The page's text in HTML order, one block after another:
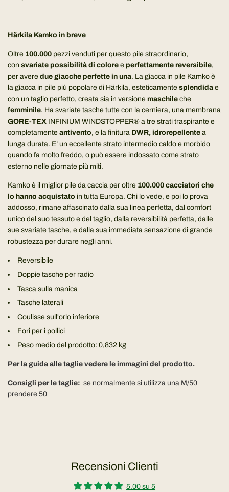
Härkila Kamko in breve
Oltre 100.000 pezzi venduti per questo pile straordinario,
con svariate possibilità di colore e perfettamente reversibile,
per avere due giacche perfette in una. La giacca in pile Kamko è
la giacca in pile più popolare di Härkila, esteticamente splendida e
con un taglio perfetto, creata sia in versione maschile che
femminile. Ha svariate tasche tutte con la cerniera, una membrana
GORE-TEX INFINIUM WINDSTOPPER® a tre strati traspirante e
completamente antivento, e la finitura DWR, idrorepellente a
lunga durata. E’ un eccellente strato intermedio caldo e morbido
quando fa molto freddo, o può essere indossato come strato
esterno nelle giornate più miti.
Kamko è il miglior pile da caccia per oltre 100.000 cacciatori che
lo hanno acquistato in tutta Europa. Chi lo vede, e poi lo prova
addosso, rimane affascinato dalla sua linea perfetta, dal comfort
unico del suo tessuto e del taglio, dalla reversibilità perfetta, dalle
sue svariate tasche, e dalla sua immediata sensazione di grande
robustezza per durare negli anni.
Reversibile
Doppie tasche per radio
Tasca sulla manica
Tasche laterali
Coulisse sull'orlo inferiore
Fori per i pollici
Peso medio del prodotto: 0,832 kg
Per la guida alle taglie vedere le immagini del prodotto.
Consigli per le taglie: se normalmente si utilizza una M/50
prendere 50
Recensioni Clienti
5.00 su 5